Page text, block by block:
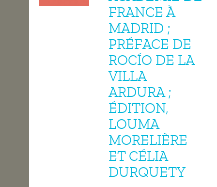
FRANCE À
MADRID ;
PRÉFACE DE
ROCÍO DE LA
VILLA
ARDURA ;
ÉDITION,
LOUMA
MORELIÈRE
ET CÉLIA
DURQUETY